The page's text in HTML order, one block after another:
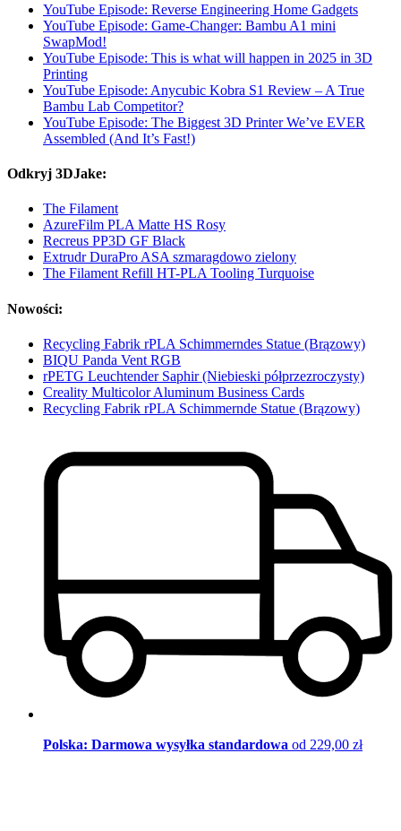
YouTube Episode: Reverse Engineering Home Gadgets
YouTube Episode: Game-Changer: Bambu A1 mini
SwapMod!
YouTube Episode: This is what will happen in 2025 in 3D
Printing
YouTube Episode: Anycubic Kobra S1 Review – A True
Bambu Lab Competitor?
YouTube Episode: The Biggest 3D Printer We’ve EVER
Assembled (And It’s Fast!)
Odkryj 3DJake:
The Filament
AzureFilm PLA Matte HS Rosy
Recreus PP3D GF Black
Extrudr DuraPro ASA szmaragdowo zielony
The Filament Refill HT-PLA Tooling Turquoise
Nowości:
Recycling Fabrik rPLA Schimmerndes Statue (Brązowy)
BIQU Panda Vent RGB
rPETG Leuchtender Saphir (Niebieski półprzezroczysty)
Creality Multicolor Aluminum Business Cards
Recycling Fabrik rPLA Schimmernde Statue (Brązowy)
Polska: Darmowa wysyłka standardowa od 229,00 zł